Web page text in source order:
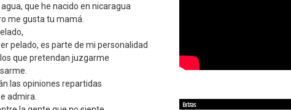
que he nacido en nicaragua
me gusta tu mamá.
pelado, es parte de mi personalidad
que pretendan juzgarme
las opiniones repartidas
admira.
Extras